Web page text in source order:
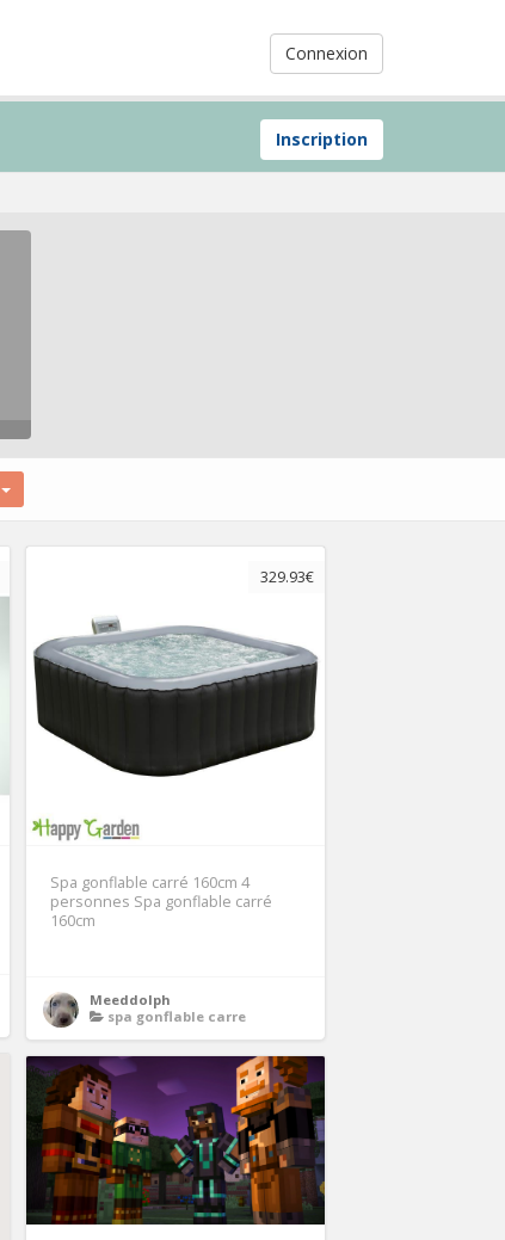
Connexion
Inscription
329.93€
Spa gonflable carré 160cm 4
personnes Spa gonflable carré
160cm
Meeddolph
spa gonflable carre